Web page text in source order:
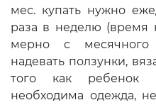
мес. купать нуж­но
раза в неделю
мерно с
надевать ползунки,
того как ребенок
необходима одежда,